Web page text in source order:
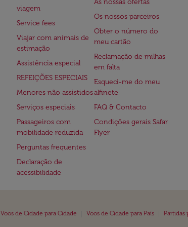
viagem
Service fees
Viajar com animais de
estimação
Assistência especial
REFEIÇÕES ESPECIAIS
Menores não assistidos
Serviços especiais
Passageiros com
mobilidade reduzida
Perguntas frequentes
Declaração de
acessibilidade
As nossas ofertas
Os nossos parceiros
Obter o número do
meu cartão
Reclamação de milhas
em falta
Esqueci-me do meu
alfinete
FAQ & Contacto
Condições gerais Safar
Flyer
Voos de Cidade para Cidade Voos de Cidade para País Partidas